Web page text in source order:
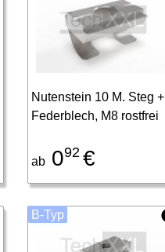
Nutenstein 10 M. Steg +
Federblech, M8 rostfrei
ab 092 €
B-Typ